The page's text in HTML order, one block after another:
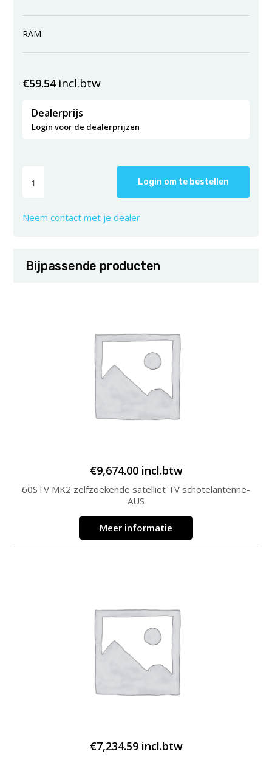
RAM
€59.54 incl.btw
Dealerprijs
Login voor de dealerprijzen
Login om te bestellen
Neem contact met je dealer
Bijpassende producten
€9,674.00 incl.btw
60STV MK2 zelfzoekende satelliet TV schotelantenne-
AUS
Meer informatie
€7,234.59 incl.btw